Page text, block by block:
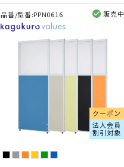
品番/型番:PPN0616
販売中
クーポン
法人会員
割引対象